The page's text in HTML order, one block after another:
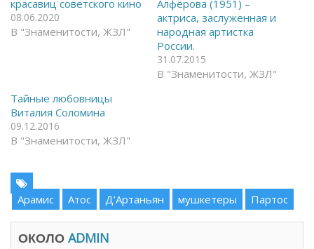
a
c
e
b
к
р
ы
в
а
е
н
о
в
о
м
о
к
в
l
О
т
к
в
я
в
н
о
в
о
м
красавиц советского кино
08.06.2020
В "Знаменитости, ЖЗЛ"
Алфёрова (1951) –
актриса, заслуженная и
народная артистка
России.
31.07.2015
В "Знаменитости, ЖЗЛ"
Тайные любовницы
Виталия Соломина
09.12.2016
В "Знаменитости, ЖЗЛ"
Арамис Атос Д’Артаньян мушкетеры Партос
ОКОЛО ADMIN